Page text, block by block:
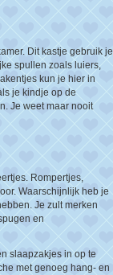
Dit kastje gebruik je
spullen zoals luiers,
kun je hier in
je kindje op de
Je weet maar nooit
Rompertjes,
Waarschijnlijk heb je
Je zult merken
en
slaapzakjes in op te
met genoeg hang- en